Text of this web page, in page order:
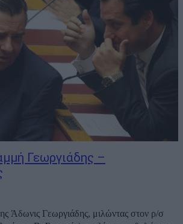
Γεωργιάδης –
Άδωνις Γεωργιάδης, μιλώντας στον ρ/σ